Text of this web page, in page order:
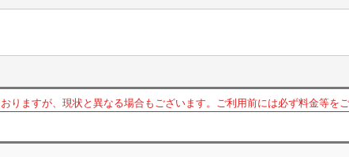
ますが、現状と異なる場合もございます。ご利用前には必ず料金等をご